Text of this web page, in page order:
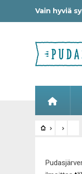
Vain hyviä